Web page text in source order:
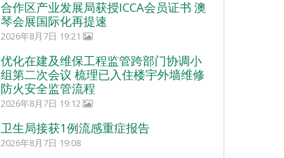
合作区产业发展局获授ICCA会员证书 澳
琴会展国际化再提速
2026年8月7日 19:21
优化在建及维保工程监管跨部门协调小
组第二次会议 梳理已入住楼宇外墙维修
防火安全监管流程
2026年8月7日 19:12
卫生局接获1例流感重症报告
2026年8月7日 19:08